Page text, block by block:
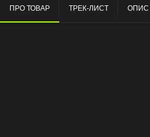
ПРО ТОВАР ТРЕК-ЛИСТ ОПИС